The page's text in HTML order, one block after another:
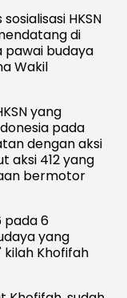
HKSN
di
pawai budaya
Wakil
yang
pada
dengan aksi
aksi 412 yang
bermotor
pada 6
yang
kilah Khofifah